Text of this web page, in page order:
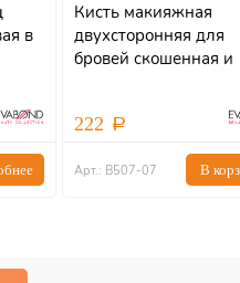
в
Кисть макияжная
двухсторонняя для
бровей скошенная и
222
Арт.: В507-07 В